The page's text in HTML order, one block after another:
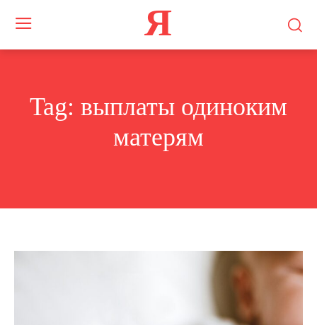
Я
Tag: выплаты одиноким
матерям